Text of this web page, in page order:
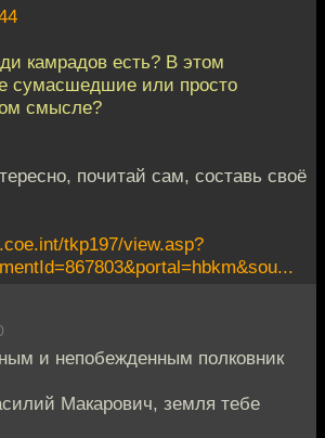
камрадов есть? В этом
сумасшедшие или просто
смысле?
почитай сам, составь своё
tkp197/view.asp?
и непобежденным полковник
Макарович, земля тебе